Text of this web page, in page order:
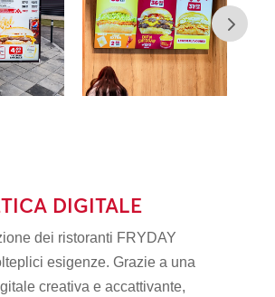
DIGITALE
dei ristoranti FRYDAY
esigenze. Grazie a una
creativa e accattivante,